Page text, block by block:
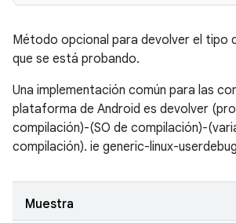
Método opcional para devolver el tipo
que se está probando.
Una implementación común para las
plataforma de Android es devolver
compilación)-(SO de compilación)-
compilación). ie generic-linux-userdebug
Muestra